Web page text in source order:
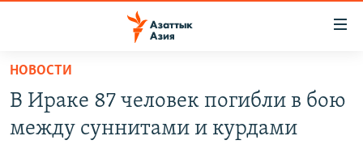
Вернуться
основному
содержанию
КАЗАХСТАН
НОВОСТИ
ВОЙНА В УКРАИНЕ
НОВОСТИ
В Ираке 87 человек погибли в бою
между суннитами и курдами